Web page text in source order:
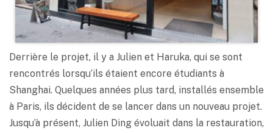
Derrière le projet, il y a Julien et Haruka, qui se sont
rencontrés lorsqu’ils étaient encore étudiants à
Shanghai. Quelques années plus tard, installés ensemble
à Paris, ils décident de se lancer dans un nouveau projet.
Jusqu’à présent, Julien Ding évoluait dans la restauration,